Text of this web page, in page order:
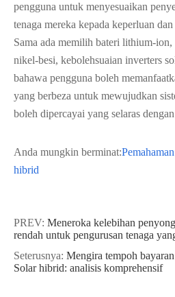
pengguna untuk menyesuaikan
tenaga mereka kepada keperluan
Sama ada memilih bateri lithium-
nikel-besi, kebolehsuaian inverters
bahawa pengguna boleh
yang berbeza untuk mewujudkan
boleh dipercayai yang selaras
Anda mungkin berminat:
hibrid
PREV: Meneroka kelebihan
rendah untuk pengurusan tenaga
Seterusnya: Mengira tempoh
Solar hibrid: analisis komprehensif